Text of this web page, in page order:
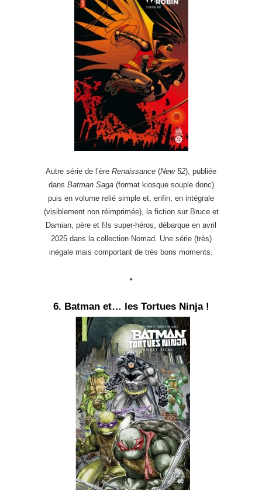
Autre série de l’ère Renaissance (New 52), publiée
dans Batman Saga(format kiosque souple donc)
puis en volume relié simple et, enfin, en intégrale
(visiblement non réimprimée), la fiction sur Bruce et
Damian, père et fils super-héros, débarque en avril
2025 dans la collection Nomad. Une série (très)
inégale mais comportant de très bons moments.
•
6. Batman et… les Tortues Ninja !